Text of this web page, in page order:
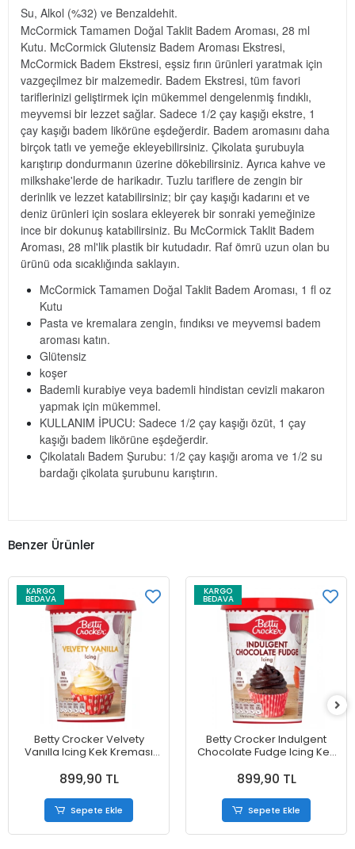
Su, Alkol (%32) ve Benzaldehit.
McCormick Tamamen Doğal Taklit Badem Aroması, 28 ml
Kutu. McCormick Glutensiz Badem Aroması Ekstresi,
McCormick Badem Ekstresi, eşsiz fırın ürünleri yaratmak için
vazgeçilmez bir malzemedir. Badem Ekstresi, tüm favori
tariflerinizi geliştirmek için mükemmel dengelenmiş fındıklı,
meyvemsi bir lezzet sağlar. Sadece 1/2 çay kaşığı ekstre, 1
çay kaşığı badem likörüne eşdeğerdir. Badem aromasını daha
birçok tatlı ve yemeğe ekleyebilirsiniz. Çikolata şurubuyla
karıştırıp dondurmanın üzerine dökebilirsiniz. Ayrıca kahve ve
milkshake'lerde de harikadır. Tuzlu tariflere de zengin bir
derinlik ve lezzet katabilirsiniz; bir çay kaşığı kadarını et ve
deniz ürünleri için soslara ekleyerek bir sonraki yemeğinize
ince bir dokunuş katabilirsiniz. Bu McCormick Taklit Badem
Aroması, 28 ml'lik plastik bir kutudadır. Raf ömrü uzun olan bu
ürünü oda sıcaklığında saklayın.
McCormick Tamamen Doğal Taklit Badem Aroması, 1 fl oz
Kutu
Pasta ve kremalara zengin, fındıksı ve meyvemsi badem
aroması katın.
Glütensiz
koşer
Bademli kurabiye veya bademli hindistan cevizli makaron
yapmak için mükemmel.
KULLANIM İPUCU: Sadece 1/2 çay kaşığı özüt, 1 çay
kaşığı badem likörüne eşdeğerdir.
Çikolatalı Badem Şurubu: 1/2 çay kaşığı aroma ve 1/2 su
bardağı çikolata şurubunu karıştırın.
Benzer Ürünler
KARGO
BEDAVA
Betty Crocker Velvety
Vanılla Icing Kek Kreması
899,90 TL
Sepete Ekle
KARGO
BEDAVA
Betty Crocker Indulgent
Chocolate Fudge Icing Kek
899,90 TL
Sepete Ekle